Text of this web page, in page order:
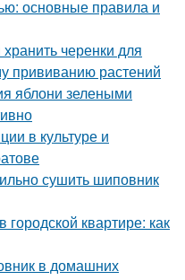
основные правила и
черенки для
прививанию растений
яблони зелеными
в культуре и
сушить шиповник
квартире: как
в домашних